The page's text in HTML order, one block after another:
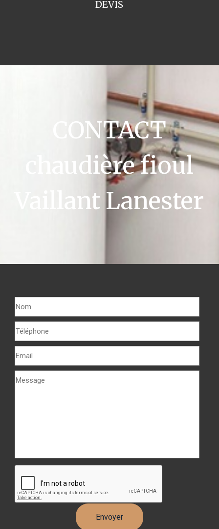
DEVIS
CONTACT
chaudière fioul
Vaillant Lanester